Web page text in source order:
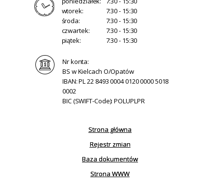
wtorek:
7:30 - 15:30
środa:
7:30 - 15:30
czwartek:
7:30 - 15:30
piątek:
7:30 - 15:30
Nr konta:
BS w Kielcach O/Opatów
IBAN: PL 22 8493 0004 0120 0000 5018
0002
BIC (SWIFT-Code): POLUPLPR
Strona główna
Rejestr zmian
Baza dokumentów
Strona WWW